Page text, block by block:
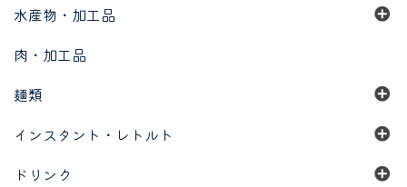
水産物・加工品
肉・加工品
麺類
インスタント・レトルト
ドリンク